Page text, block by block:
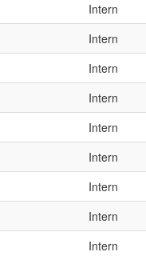
Intern
Intern
Intern
Intern
Intern
Intern
Intern
Intern
Intern